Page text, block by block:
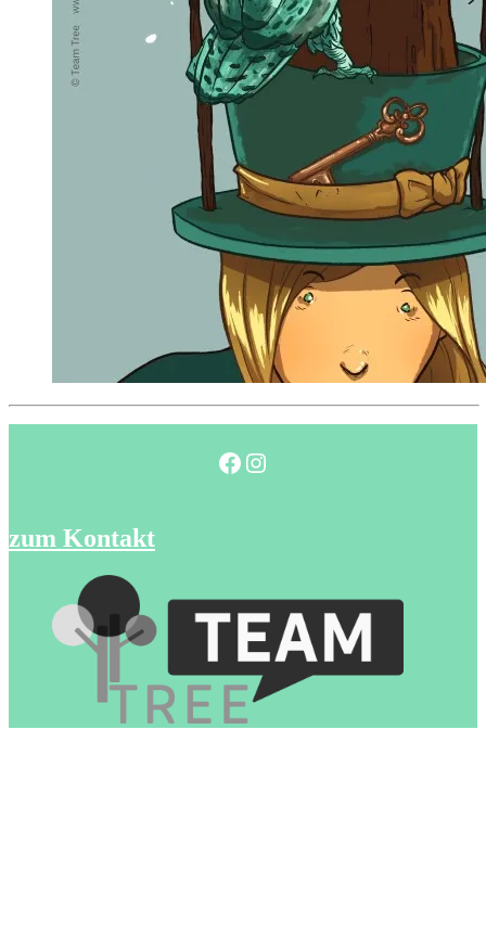
Facebook Instagram
zum Kontakt